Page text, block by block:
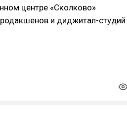
центре «Сколково»
и диджитал-студий